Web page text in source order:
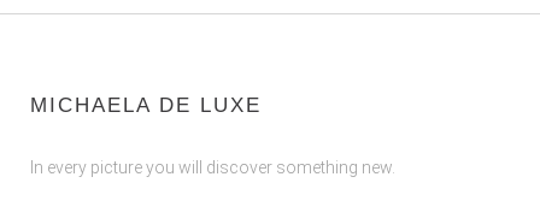
MICHAELA DE LUXE
In every picture you will discover something new.